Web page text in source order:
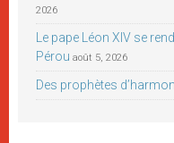
2026
Le pape Léon XIV se
Pérou août 5, 2026
Des prophètes